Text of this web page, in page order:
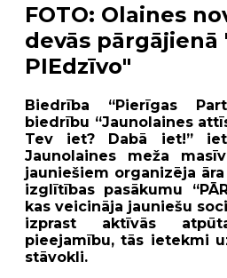
FOTO: Olaines
devās pārgājienā
PIEdzīvo"
Biedrība “Pierīgas
biedrību “Jaunolaines
Tev iet? Dabā iet!”
Jaunolaines meža
jauniešiem organizēja
izglītības pasākumu
kas veicināja jauniešu
izprast aktīvās
pieejamību, tās ietekmi
stāvokli.